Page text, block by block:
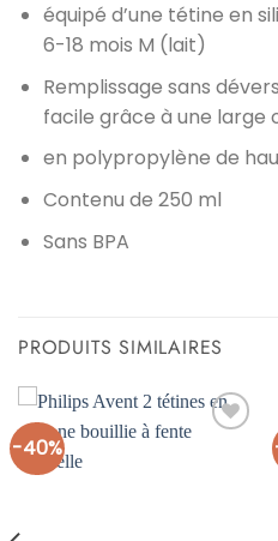
équipé d’une tétine en
6-18 mois M (lait)
Remplissage sans
facile grâce à une large
en polypropylène de
Contenu de 250 ml
Sans BPA
PRODUITS SIMILAIRES
-40%